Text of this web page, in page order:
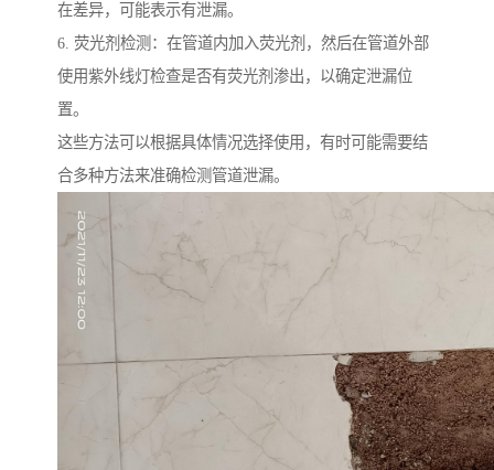
在差异，可能表示有泄漏。
6. 荧光剂检测：在管道内加入荧光剂，然后在管道外部
使用紫外线灯检查是否有荧光剂渗出，以确定泄漏位
置。
这些方法可以根据具体情况选择使用，有时可能需要结
合多种方法来准确检测管道泄漏。